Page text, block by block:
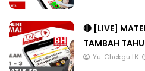
🔴 [LIVE]
TAMBAH
Yu. Chekgu LK